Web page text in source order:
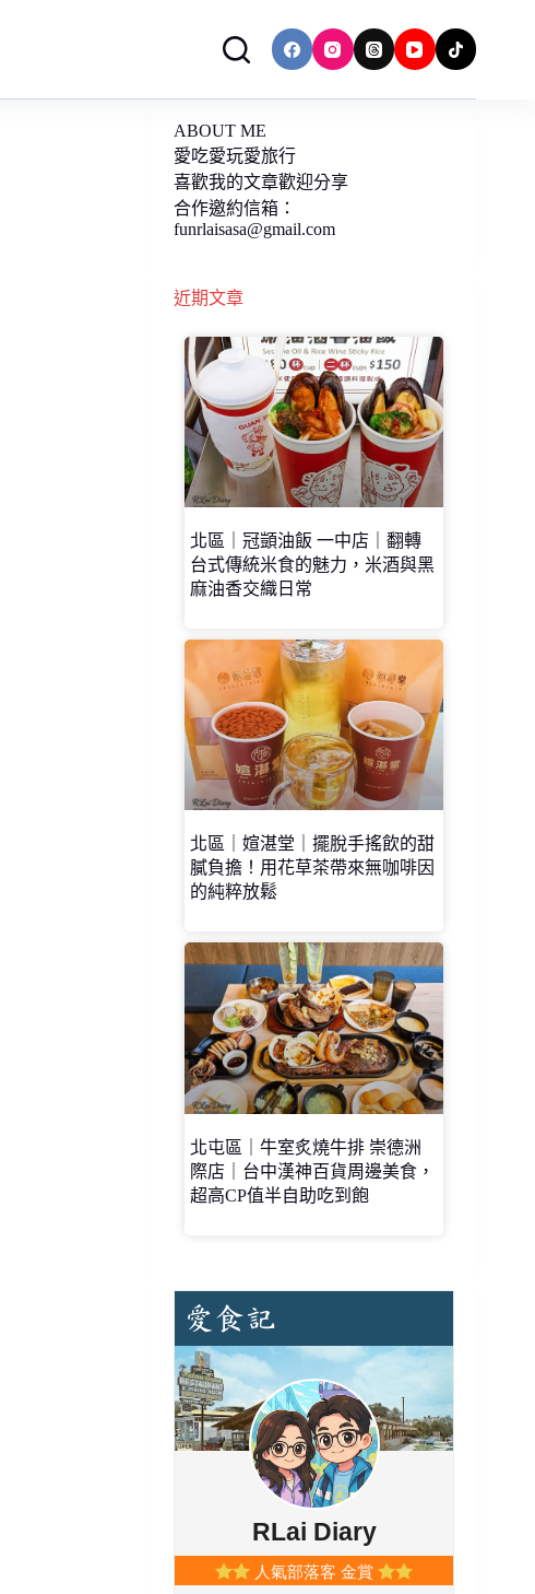
ABOUT ME
愛吃愛玩愛旅行
喜歡我的文章歡迎分享
合作邀約信箱：
funrlaisasa@gmail.com
近期文章
北區｜冠顗油飯 一中店｜翻轉
台式傳統米食的魅力，米酒與黑
麻油香交織日常
北區｜媗湛堂｜擺脫手搖飲的甜
膩負擔！用花草茶帶來無咖啡因
的純粹放鬆
北屯區｜牛室炙燒牛排 崇德洲
際店｜台中漢神百貨周邊美食，
超高CP值半自助吃到飽